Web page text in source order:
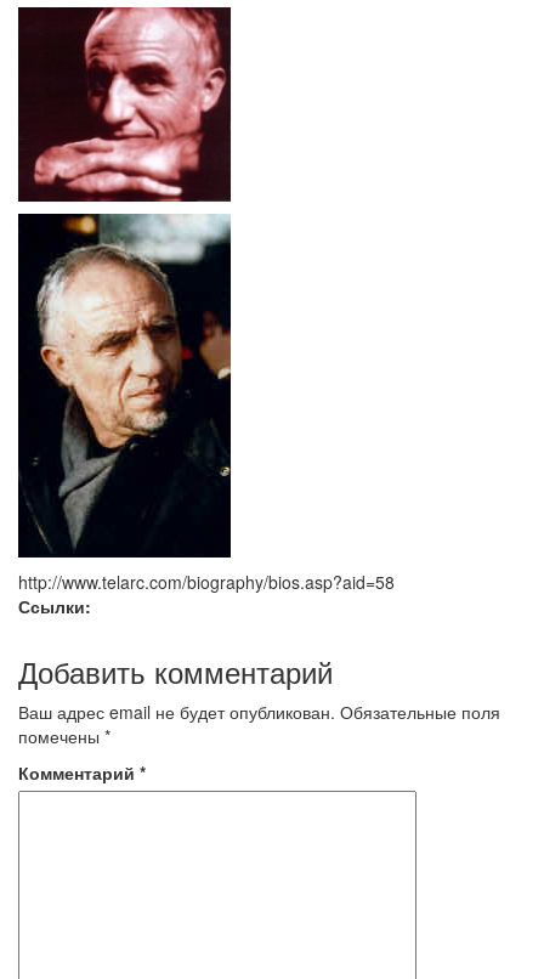
http://www.telarc.com/biography/bios.asp?aid=58
Ссылки:
Добавить комментарий
Ваш адрес email не будет опубликован. Обязательные поля
помечены *
Комментарий *